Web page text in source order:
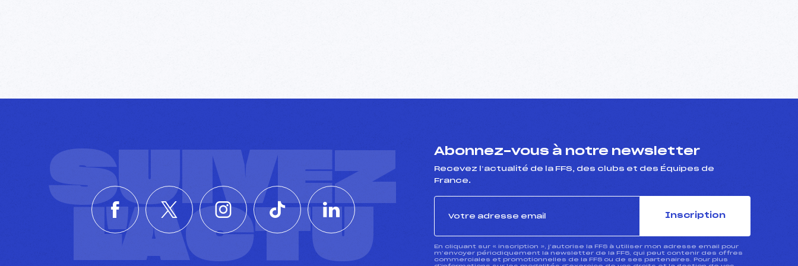
SUIVEZ
L'ACTU
Abonnez-vous à notre newsletter
Recevez l’actualité de la FFS, des clubs et des Équipes de
France.
Inscription
En cliquant sur « inscription », j’autorise la FFS à utiliser mon adresse email pour
m’envoyer périodiquement la newsletter de la FFS, qui peut contenir des offres
commerciales et promotionnelles de la FFS ou de ses partenaires. Pour plus